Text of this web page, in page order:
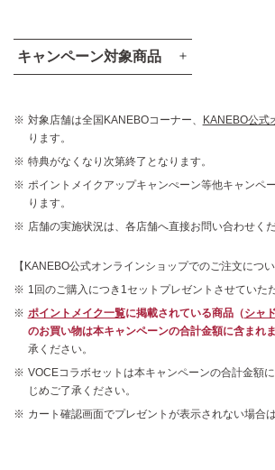
キャンペーン対象商品
ライブリースキン
ウェアⅡ
コンフォー
ウェ
ウェアⅡ
ファンデ
対象店舗は全国KANEBOコーナー、 KANEBO公式
ります。
特典がなくなり次第終了となります。
ポイントメイクアップキャンぺーン等他キャンペ
ります。
店舗の実施状況は、各店舗へ直接お問い合わせくだ
【KANEBO公式オンラインショップでのご注文につい
1回のご購入につき1セットプレゼントさせていた
ポイントメイク一覧に掲載されている商品（シャ
のお買い物は本キャンペーンの合計金額に含まれま
承ください。
VOCEコラボセットは本キャンペーンの合計金額
じめご了承ください。
カート確認画面でプレゼントが表示されない場合